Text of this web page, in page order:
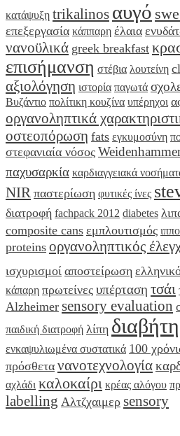
κατάψυξη trikalinos αυγό
επεξεργασία κάππαρη έλαια
νανοϋλικά greek breakfast
επισήμανση στέβια λουτείνη
αξιολόγηση ιστορία παγωτά
Βυζάντιο πολίτικη κουζίνα υπέρηχοι
οργανοληπτικά
οστεοπόρωση fats εγκυμοσύνη
στεφανιαία νόσος
παχυσαρκία καρδιαγγειακά
NIR παστερίωση φυτικές ίνες
διατροφή fachpack 2012 diabetes
composite cans εμπλουτισμός
proteins οργανοληπτικός
ισχυρισμοί αποστείρωση
κάπαρη πρωτείνες υπέρταση τσάι
Alzheimer sensory evaluation
παιδική διατροφή λίπη
ενκαψυλιωμένα συστατικά 100
πρόσθετα νανοτεχνολογία
αχλάδι καλοκαίρι κρέας αλόγου
labelling Αλτζχαιμερ sensory